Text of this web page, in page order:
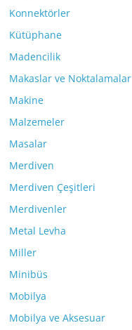
Konnektörler
Kütüphane
Madencilik
Makaslar ve Noktalamalar
Makine
Malzemeler
Masalar
Merdiven
Merdiven Çeşitleri
Merdivenler
Metal Levha
Miller
Minibüs
Mobilya
Mobilya ve Aksesuar